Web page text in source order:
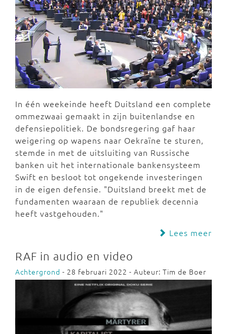
In één weekeinde heeft Duitsland een complete
ommezwaai gemaakt in zijn buitenlandse en
defensiepolitiek. De bondsregering gaf haar
weigering op wapens naar Oekraïne te sturen,
stemde in met de uitsluiting van Russische
banken uit het internationale bankensysteem
Swift en besloot tot ongekende investeringen
in de eigen defensie. "Duitsland breekt met de
fundamenten waaraan de republiek decennia
heeft vastgehouden."
Lees meer
RAF in audio en video
Achtergrond - 28 februari 2022 - Auteur: Tim de Boer